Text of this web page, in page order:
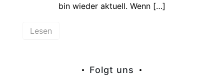
bin wieder aktuell. Wenn […]
Lesen
Folgt uns